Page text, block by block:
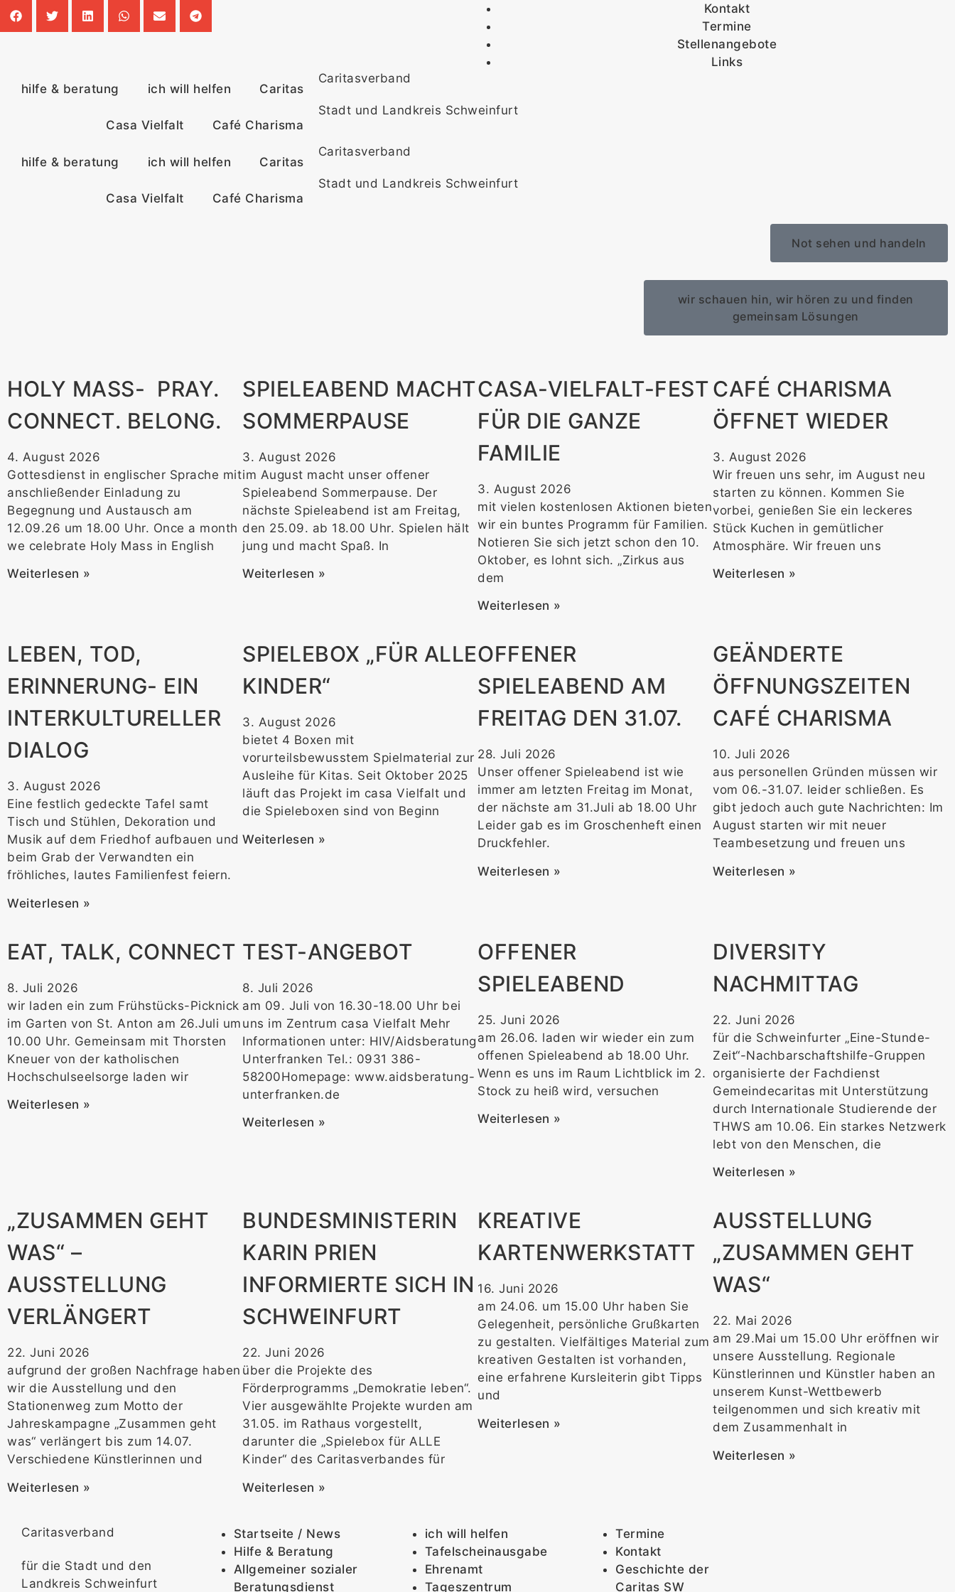
Kontakt
Termine
Stellenangebote
Links
hilfe & beratung
ich will helfen Caritas
Casa Vielfalt Café Charisma
Caritasverband
Stadt und Landkreis Schweinfurt
hilfe & beratung ich will helfen Caritas
Casa Vielfalt Café Charisma
Caritasverband
Stadt und Landkreis Schweinfurt
Not sehen und handeln
wir schauen hin, wir hören zu und finden
gemeinsam Lösungen
HOLY MASS- PRAY.
CONNECT. BELONG.
4. August 2026
Gottesdienst in englischer Sprache mit
anschließender Einladung zu
Begegnung und Austausch am
12.09.26 um 18.00 Uhr. Once a month
we celebrate Holy Mass in English
Weiterlesen »
SPIELEABEND MACHT
SOMMERPAUSE
3. August 2026
im August macht unser offener
Spieleabend Sommerpause. Der
nächste Spieleabend ist am Freitag,
den 25.09. ab 18.00 Uhr. Spielen hält
jung und macht Spaß. In
Weiterlesen »
CASA-VIELFALT-FEST
FÜR DIE GANZE
FAMILIE
3. August 2026
mit vielen kostenlosen Aktionen bieten
wir ein buntes Programm für Familien.
Notieren Sie sich jetzt schon den 10.
Oktober, es lohnt sich. „Zirkus aus
dem
Weiterlesen »
CAFÉ CHARISMA
ÖFFNET WIEDER
3. August 2026
Wir freuen uns sehr, im August neu
starten zu können. Kommen Sie
vorbei, genießen Sie ein leckeres
Stück Kuchen in gemütlicher
Atmosphäre. Wir freuen uns
Weiterlesen »
LEBEN, TOD,
ERINNERUNG- EIN
INTERKULTURELLER
DIALOG
3. August 2026
Eine festlich gedeckte Tafel samt
Tisch und Stühlen, Dekoration und
Musik auf dem Friedhof aufbauen und
beim Grab der Verwandten ein
fröhliches, lautes Familienfest feiern.
Weiterlesen »
SPIELEBOX „FÜR ALLE
KINDER“
3. August 2026
bietet 4 Boxen mit
vorurteilsbewusstem Spielmaterial zur
Ausleihe für Kitas. Seit Oktober 2025
läuft das Projekt im casa Vielfalt und
die Spieleboxen sind von Beginn
Weiterlesen »
OFFENER
SPIELEABEND AM
FREITAG DEN 31.07.
28. Juli 2026
Unser offener Spieleabend ist wie
immer am letzten Freitag im Monat,
der nächste am 31.Juli ab 18.00 Uhr
Leider gab es im Groschenheft einen
Druckfehler.
Weiterlesen »
GEÄNDERTE
ÖFFNUNGSZEITEN
CAFÉ CHARISMA
10. Juli 2026
aus personellen Gründen müssen wir
vom 06.-31.07. leider schließen. Es
gibt jedoch auch gute Nachrichten: Im
August starten wir mit neuer
Teambesetzung und freuen uns
Weiterlesen »
EAT, TALK, CONNECT
8. Juli 2026
wir laden ein zum Frühstücks-Picknick
im Garten von St. Anton am 26.Juli um
10.00 Uhr. Gemeinsam mit Thorsten
Kneuer von der katholischen
Hochschulseelsorge laden wir
Weiterlesen »
TEST-ANGEBOT
8. Juli 2026
am 09. Juli von 16.30-18.00 Uhr bei
uns im Zentrum casa Vielfalt Mehr
Informationen unter: HIV/Aidsberatung
Unterfranken Tel.: 0931 386-
58200Homepage: www.aidsberatung-
unterfranken.de
Weiterlesen »
OFFENER
SPIELEABEND
25. Juni 2026
am 26.06. laden wir wieder ein zum
offenen Spieleabend ab 18.00 Uhr.
Wenn es uns im Raum Lichtblick im 2.
Stock zu heiß wird, versuchen
Weiterlesen »
DIVERSITY
NACHMITTAG
22. Juni 2026
für die Schweinfurter „Eine-Stunde-
Zeit“-Nachbarschaftshilfe-Gruppen
organisierte der Fachdienst
Gemeindecaritas mit Unterstützung
durch Internationale Studierende der
THWS am 10.06. Ein starkes Netzwerk
lebt von den Menschen, die
Weiterlesen »
„ZUSAMMEN GEHT
WAS“ –
AUSSTELLUNG
VERLÄNGERT
22. Juni 2026
aufgrund der großen Nachfrage haben
wir die Ausstellung und den
Stationenweg zum Motto der
Jahreskampagne „Zusammen geht
was“ verlängert bis zum 14.07.
Verschiedene Künstlerinnen und
Weiterlesen »
BUNDESMINISTERIN
KARIN PRIEN
INFORMIERTE SICH IN
SCHWEINFURT
22. Juni 2026
über die Projekte des
Förderprogramms „Demokratie leben“.
Vier ausgewählte Projekte wurden am
31.05. im Rathaus vorgestellt,
darunter die „Spielebox für ALLE
Kinder“ des Caritasverbandes für
Weiterlesen »
KREATIVE
KARTENWERKSTATT
16. Juni 2026
am 24.06. um 15.00 Uhr haben Sie
Gelegenheit, persönliche Grußkarten
zu gestalten. Vielfältiges Material zum
kreativen Gestalten ist vorhanden,
eine erfahrene Kursleiterin gibt Tipps
und
Weiterlesen »
AUSSTELLUNG
„ZUSAMMEN GEHT
WAS“
22. Mai 2026
am 29.Mai um 15.00 Uhr eröffnen wir
unsere Ausstellung. Regionale
Künstlerinnen und Künstler haben an
unserem Kunst-Wettbewerb
teilgenommen und sich kreativ mit
dem Zusammenhalt in
Weiterlesen »
Caritasverband
für die Stadt und den
Landkreis Schweinfurt
Startseite / News
Hilfe & Beratung
Allgemeiner sozialer
Beratungsdienst
ich will helfen
Tafelscheinausgabe
Ehrenamt
Tageszentrum
Termine
Kontakt
Geschichte der
Caritas SW